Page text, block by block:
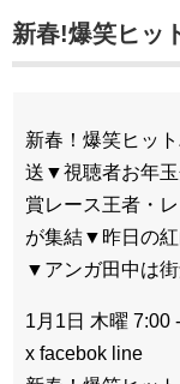
新春!爆笑ヒッ
新春！爆笑ヒッ
送▼視聴者お年玉
賞レース王者・
が集結▼昨日の紅
▼アンガ田中は
1月1日 木曜 7:00
x facebok line